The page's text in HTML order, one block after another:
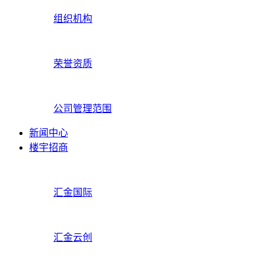
组织机构
荣誉资质
公司管理范围
新闻中心
楼宇招商
汇金国际
汇金云创